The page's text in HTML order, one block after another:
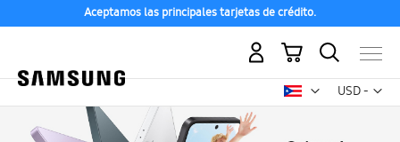
Aceptamos las principales tarjetas de crédito.
USD -
dólar
Mi carrito